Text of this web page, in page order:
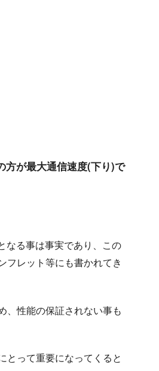
方が最大通信速度(下り)で
なる事は事実であり、この
フレット等にも書かれてき
、性能の保証されない事も
とって重要になってくると